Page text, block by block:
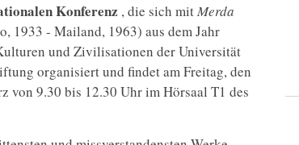
Konferenz , die sich mitMerda
1933 - Mailand, 1963) aus dem Jahr
und Zivilisationen der Universität
organisiert und findet am Freitag, den
von 9.30 bis 12.30 Uhr im Hörsaal T1 des